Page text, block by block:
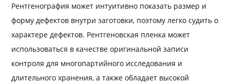
Рентгенография может интуитивно показать размер и
форму дефектов внутри заготовки, поэтому легко судить о
характере дефектов. Рентгеновская пленка может
использоваться в качестве оригинальной записи
контроля для многопартийного исследования и
длительного хранения, а также обладает высокой